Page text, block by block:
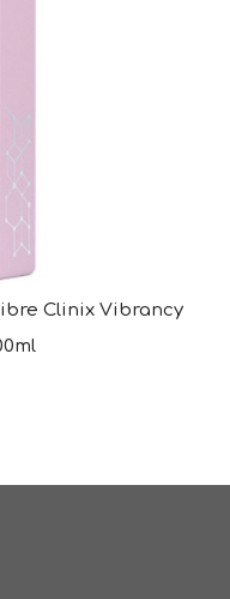
Clinix Vibrancy